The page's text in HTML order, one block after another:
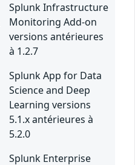
Splunk Infrastructure
Monitoring Add-on
versions antérieures
à 1.2.7
Splunk App for Data
Science and Deep
Learning versions
5.1.x antérieures à
5.2.0
Splunk Enterprise